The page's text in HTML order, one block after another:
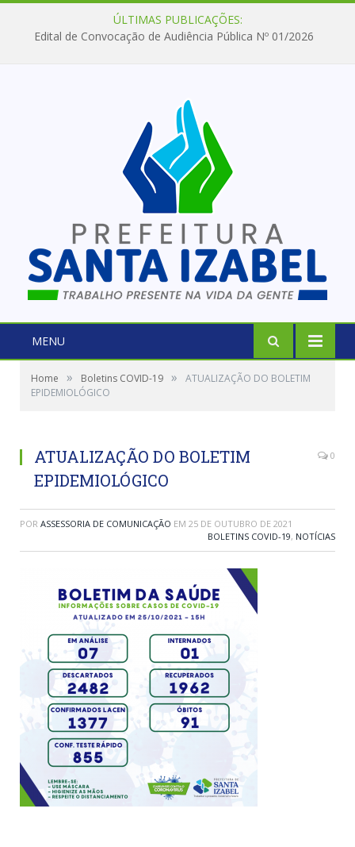
ÚLTIMAS PUBLICAÇÕES:
Edital de Convocação de Audiência Pública Nº 01/2026
MENU
Home » Boletins COVID-19 »
ATUALIZAÇÃO DO BOLETIM
EPIDEMIOLÓGICO
ATUALIZAÇÃO DO BOLETIM
EPIDEMIOLÓGICO
0
POR ASSESSORIA DE COMUNICAÇÃO EM 25 DE OUTUBRO DE 2021
BOLETINS COVID-19, NOTÍCIAS